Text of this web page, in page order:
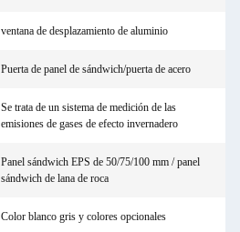
ventana de desplazamiento de aluminio
Puerta de panel de sándwich/puerta de acero
Se trata de un sistema de medición de las
emisiones de gases de efecto invernadero
Panel sándwich EPS de 50/75/100 mm / panel
sándwich de lana de roca
Color blanco gris y colores opcionales